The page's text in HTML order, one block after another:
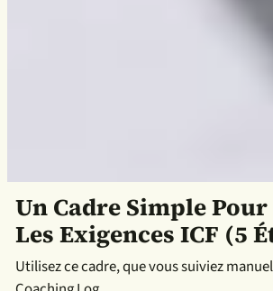
Un Cadre Simple
Les Exigences ICF (5
Utilisez ce cadre, que vous suiviez